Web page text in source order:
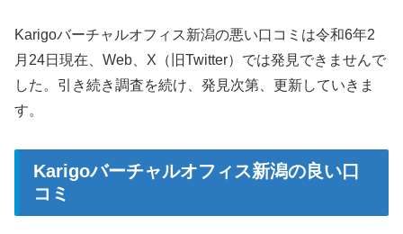
Karigoバーチャルオフィス新潟の悪い口コミは令和6年2
月24日現在、Web、X（旧Twitter）では発見できませんで
した。引き続き調査を続け、発見次第、更新していきま
す。
Karigoバーチャルオフィス新潟の良い口
コミ